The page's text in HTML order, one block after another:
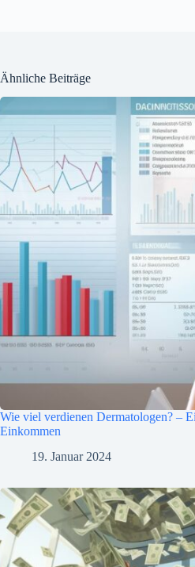
Ähnliche Beiträge
Wie viel verdienen Dermatologen? –
Einkommen
19. Januar 2024